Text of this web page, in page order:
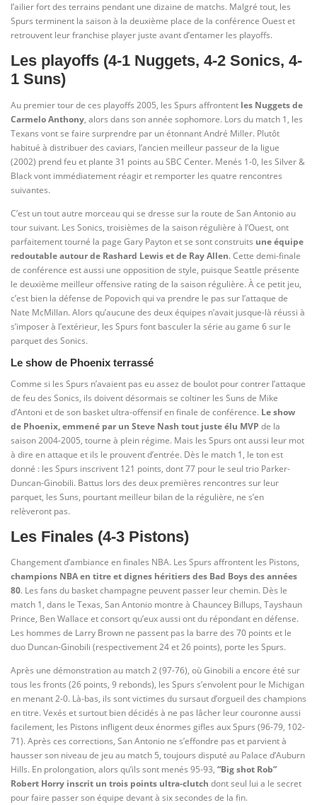
l’ailier fort des terrains pendant une dizaine de matchs. Malgré tout, les
Spurs terminent la saison à la deuxième place de la conférence Ouest et
retrouvent leur franchise player juste avant d’entamer les playoffs.
Les playoffs (4-1 Nuggets, 4-2 Sonics, 4-
1 Suns)
Au premier tour de ces playoffs 2005, les Spurs affrontent les Nuggets de
Carmelo Anthony, alors dans son année sophomore. Lors du match 1, les
Texans vont se faire surprendre par un étonnant André Miller. Plutôt
habitué à distribuer des caviars, l’ancien meilleur passeur de la ligue
(2002) prend feu et plante 31 points au SBC Center. Menés 1-0, les Silver &
Black vont immédiatement réagir et remporter les quatre rencontres
suivantes.
C’est un tout autre morceau qui se dresse sur la route de San Antonio au
tour suivant. Les Sonics, troisièmes de la saison régulière à l’Ouest, ont
parfaitement tourné la page Gary Payton et se sont construits une équipe
redoutable autour de Rashard Lewis et de Ray Allen. Cette demi-finale
de conférence est aussi une opposition de style, puisque Seattle présente
le deuxième meilleur offensive rating de la saison régulière. À ce petit jeu,
c’est bien la défense de Popovich qui va prendre le pas sur l’attaque de
Nate McMillan. Alors qu’aucune des deux équipes n’avait jusque-là réussi à
s’imposer à l’extérieur, les Spurs font basculer la série au game 6 sur le
parquet des Sonics.
Le show de Phoenix terrassé
Comme si les Spurs n’avaient pas eu assez de boulot pour contrer l’attaque
de feu des Sonics, ils doivent désormais se coltiner les Suns de Mike
d’Antoni et de son basket ultra-offensif en finale de conférence. Le show
de Phoenix, emmené par un Steve Nash tout juste élu MVP de la
saison 2004-2005, tourne à plein régime. Mais les Spurs ont aussi leur mot
à dire en attaque et ils le prouvent d’entrée. Dès le match 1, le ton est
donné : les Spurs inscrivent 121 points, dont 77 pour le seul trio Parker-
Duncan-Ginobili. Battus lors des deux premières rencontres sur leur
parquet, les Suns, pourtant meilleur bilan de la régulière, ne s’en
relèveront pas.
Les Finales (4-3 Pistons)
Changement d’ambiance en finales NBA. Les Spurs affrontent les Pistons,
champions NBA en titre et dignes héritiers des Bad Boys des années
80. Les fans du basket champagne peuvent passer leur chemin. Dès le
match 1, dans le Texas, San Antonio montre à Chauncey Billups, Tayshaun
Prince, Ben Wallace et consort qu’eux aussi ont du répondant en défense.
Les hommes de Larry Brown ne passent pas la barre des 70 points et le
duo Duncan-Ginobili (respectivement 24 et 26 points), porte les Spurs.
Après une démonstration au match 2 (97-76), où Ginobili a encore été sur
tous les fronts (26 points, 9 rebonds), les Spurs s’envolent pour le Michigan
en menant 2-0. Là-bas, ils sont victimes du sursaut d’orgueil des champions
en titre. Vexés et surtout bien décidés à ne pas lâcher leur couronne aussi
facilement, les Pistons infligent deux énormes gifles aux Spurs (96-79, 102-
71). Après ces corrections, San Antonio ne s’effondre pas et parvient à
hausser son niveau de jeu au match 5, toujours disputé au Palace d’Auburn
Hills. En prolongation, alors qu’ils sont menés 95-93, “Big shot Rob”
Robert Horry inscrit un trois points ultra-clutch dont seul lui a le secret
pour faire passer son équipe devant à six secondes de la fin.